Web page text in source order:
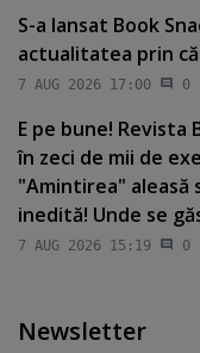
S-a lansat Book
actualitatea prin
7 AUG 2026 17:00 0
E pe bune! Revista
în zeci de mii de
"Amintirea" aleasă
inedită! Unde se
7 AUG 2026 15:19 0
Newsletter